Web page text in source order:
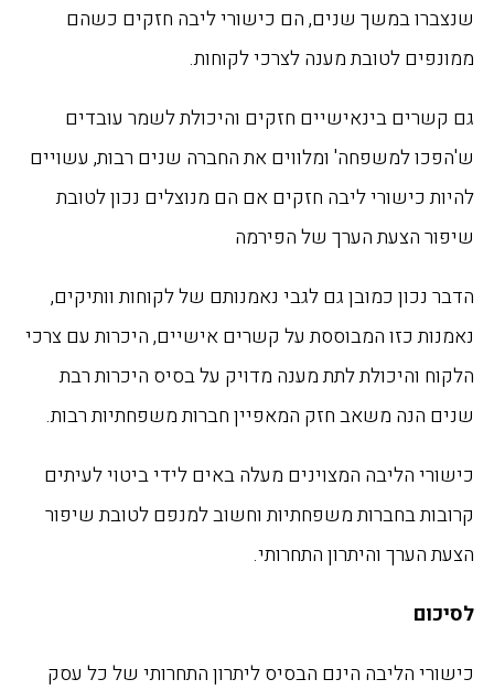
שנצברו במשך שנים, הם כישורי ליבה חזקים כשהם
ממונפים לטובת מענה לצרכי לקוחות.
גם קשרים בינאישיים חזקים והיכולת לשמר עובדים
ש'הפכו למשפחה' ומלווים את החברה שנים רבות, עשויים
להיות כישורי ליבה חזקים אם הם מנוצלים נכון לטובת
שיפור הצעת הערך של הפירמה
הדבר נכון כמובן גם לגבי נאמנותם של לקוחות וותיקים,
נאמנות כזו המבוססת על קשרים אישיים, היכרות עם צרכי
הלקוח והיכולת לתת מענה מדויק על בסיס היכרות רבת
שנים הנה משאב חזק המאפיין חברות משפחתיות רבות.
כישורי הליבה המצוינים מעלה באים לידי ביטוי לעיתים
קרובות בחברות משפחתיות וחשוב למנפם לטובת שיפור
הצעת הערך והיתרון התחרותי.
לסיכום
כישורי הליבה הינם הבסיס ליתרון התחרותי של כל עסק